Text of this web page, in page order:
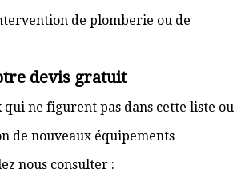
de plomberie ou de
devis gratuit
ne figurent pas dans cette liste ou
de nouveaux équipements
nous consulter :